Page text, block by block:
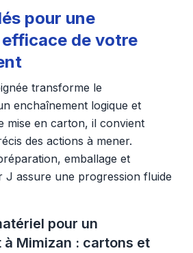
pour une
de votre
transforme le
enchaînement logique et
mise en carton, il convient
des actions à mener.
emballage et
J assure une progression fluide
pour un
Mimizan : cartons et